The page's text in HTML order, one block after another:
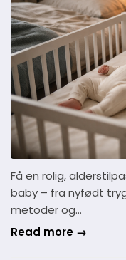
Få en rolig,
baby – fra nyfødt
metoder og…
Read more →